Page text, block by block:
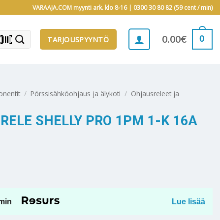
VARAAJA.COM myynti ark. klo 8-16 | 0300 30 80 82 (59 cent / min)
barcode_scanner TARJOUSPYYNTÖ 0.00€ 0
/ Pörssisähköohjaus ja älykoti / Ohjausreleet ja
SHELLY PRO 1PM 1-K 16A
Lue lisää